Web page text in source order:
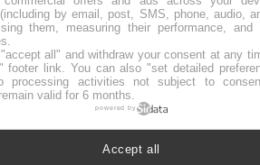
by email, post, SMS, phone, audio,
them, measuring their performance, and
all" and withdraw your consent at any
footer link . You can also "set detailed
processing activities not subject to
valid for 6 months.
powered by
Accept all